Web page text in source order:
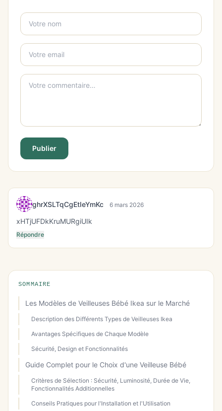
Publier
ghrXSLTqCgEtIeYmKc 6 mars 2026
xHTjUFDkKruMURgiUIk
Répondre
SOMMAIRE
Les Modèles de Veilleuses Bébé Ikea sur le Marché
Description des Différents Types de Veilleuses Ikea
Avantages Spécifiques de Chaque Modèle
Sécurité, Design et Fonctionnalités
Guide Complet pour le Choix d'une Veilleuse Bébé
Critères de Sélection : Sécurité, Luminosité, Durée de Vie,
Fonctionnalités Additionnelles
Conseils Pratiques pour l'Installation et l'Utilisation